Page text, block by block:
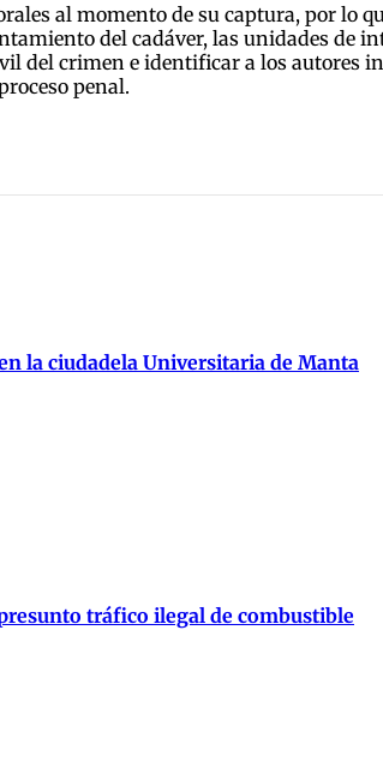
al momento de su captura, por lo
del cadáver, las unidades de
del crimen e identificar a los autores
penal.
la ciudadela Universitaria de Manta
tráfico ilegal de combustible